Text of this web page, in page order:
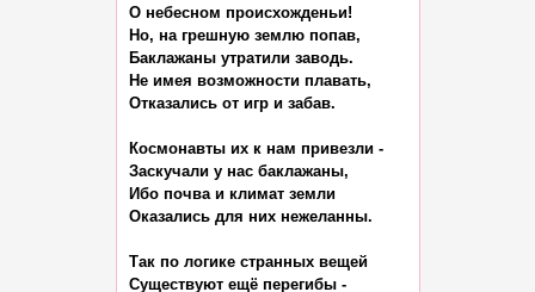
О небесном происхожденьи!
Но, на грешную землю попав,
Баклажаны утратили заводь.
Не имея возможности плавать,
Отказались от игр и забав.
Космонавты их к нам привезли -
Заскучали у нас баклажаны,
Ибо почва и климат земли
Оказались для них нежеланны.
Так по логике странных вещей
Существуют ещё перегибы -